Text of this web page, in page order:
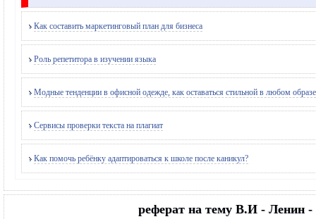
Как составить маркетинговый план для бизнеса
Роль репетитора в изучении языка
Модные тенденции в офисной одежде, как оставаться стильной в любом образе
Сервисы проверки текста на плагиат
Как помочь ребёнку адаптироваться к школе после каникул?
реферат на тему В.И - Ленин -